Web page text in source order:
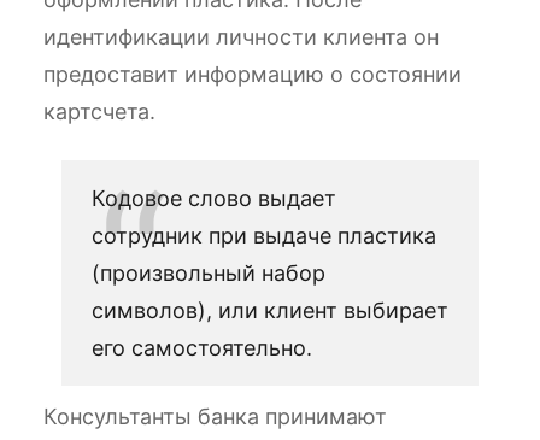
идентификации личности клиента он
предоставит информацию о состоянии
картсчета.
Кодовое слово выдает
сотрудник при выдаче пластика
(произвольный набор
символов), или клиент выбирает
его самостоятельно.
Консультанты банка принимают